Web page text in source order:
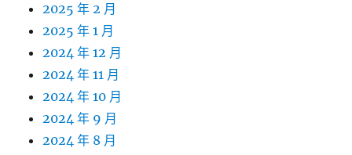
2025 年 2 月
2025 年 1 月
2024 年 12 月
2024 年 11 月
2024 年 10 月
2024 年 9 月
2024 年 8 月